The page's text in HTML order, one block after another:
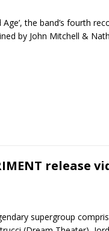
the band’s fourth
by John Mitchell &
release
supergroup